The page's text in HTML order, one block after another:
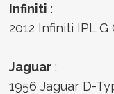
Infiniti :
2012 Infiniti IPL G
Jaguar :
1956 Jaguar D-